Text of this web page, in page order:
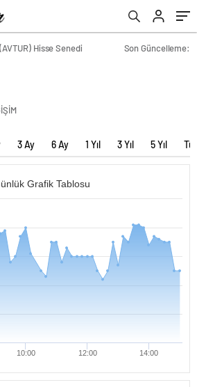
Hisse Senedi
Son Güncelleme:
3 Ay 6 Ay 1 Yıl 3 Yıl 5 Yıl
Grafik Tablosu
10:00 12:00 14:00